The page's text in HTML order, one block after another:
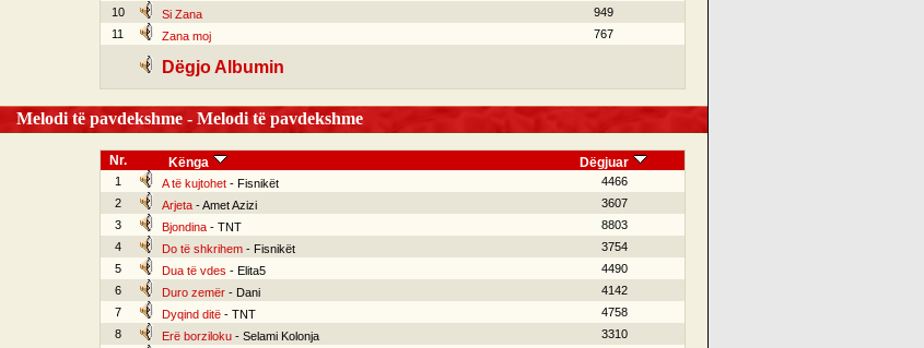
10
Si Zana
949
11
Zana moj 767
Dëgjo Albumin
Melodi të pavdekshme - Melodi të pavdekshme
Nr. Kënga Dëgjuar
1 A të kujtohet- Fisnikët
4466
2
Arjeta- Amet Azizi
3607
3
Bjondina- TNT
8803
4
Do të shkrihem- Fisnikët
3754
5
Dua të vdes - Elita5
4490
6
Duro zemër- Dani
4142
7
Dyqind ditë- TNT
4758
8
Erë borziloku- Selami Kolonja
3310